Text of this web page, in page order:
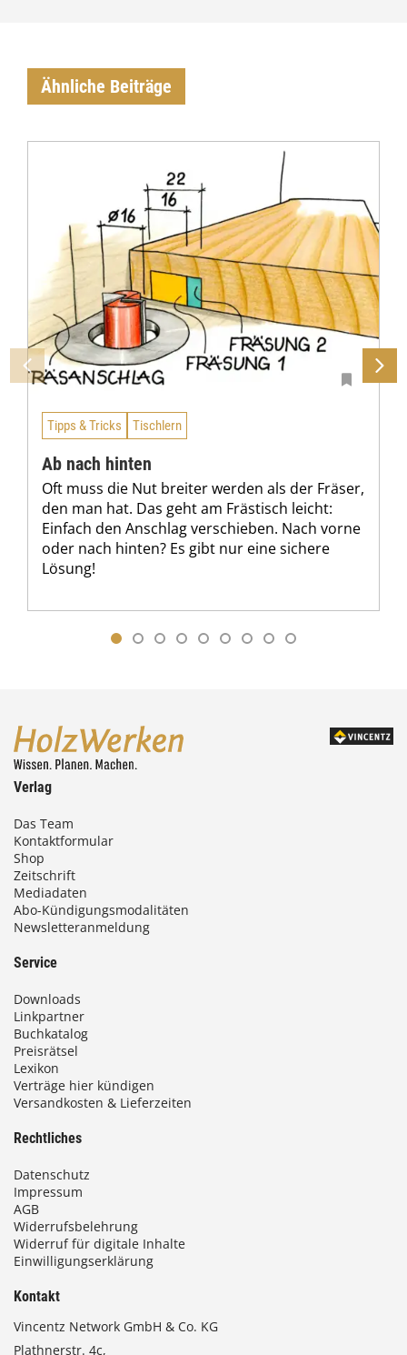
Ähnliche Beiträge
Tipps & Tricks Tischlern
Ab nach hinten
Oft muss die Nut breiter werden als der Fräser,
den man hat. Das geht am Frästisch leicht:
Einfach den Anschlag verschieben. Nach vorne
oder nach hinten? Es gibt nur eine sichere
Lösung!
Verlag
Das Team
Kontaktformular
Shop
Zeitschrift
Mediadaten
Abo-Kündigungsmodalitäten
Newsletteranmeldung
Service
Downloads
Linkpartner
Buchkatalog
Preisrätsel
Lexikon
Verträge hier kündigen
Versandkosten & Lieferzeiten
Rechtliches
Datenschutz
Impressum
AGB
Widerrufsbelehrung
Widerruf für digitale Inhalte
Einwilligungserklärung
Kontakt
Vincentz Network GmbH & Co. KG
Plathnerstr. 4c,